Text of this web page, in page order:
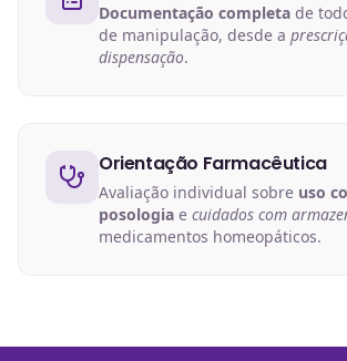
Documentação completa de
de manipulação, desde a
dispensação.
Orientação Farmacêutica
Avaliação individual sobre uso
posologia e cuidados com
medicamentos homeopáticos.